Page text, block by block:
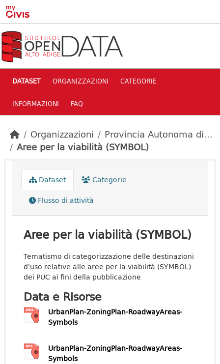
Skip to main content
DATASET ORGANIZZAZIONI CATEGORIE
INFORMAZIONI FAQ
Organizzazioni
Provincia Autonoma di...
Aree per la viabilità (SYMBOL)
Dataset
Categorie
Flusso di attività
Aree per la viabilità (SYMBOL)
Tematismo di categorizzazione delle destinazioni
d'uso relative alle aree per la viabilità (SYMBOL)
dei PUC ai fini della pubblicazione
Data e Risorse
UrbanPlan-ZoningPlan-RoadwayAreas-
Symbols
UrbanPlan-ZoningPlan-RoadwayAreas-
Symbols